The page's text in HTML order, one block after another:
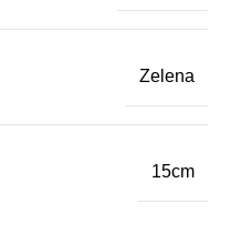
Zelena
15cm